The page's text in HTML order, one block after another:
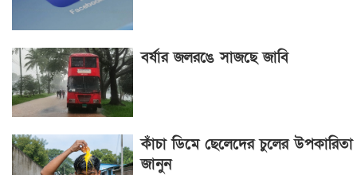
বর্ষার জলরঙে সাজছে জাবি
কাঁচা ডিমে ছেলেদের চুলের উপকারিতা
জানুন